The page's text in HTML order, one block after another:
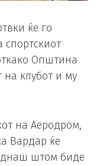
ќе го
спортскиот
Општина
на клубот и му
на Аеродром,
Вардар ќе
штом биде